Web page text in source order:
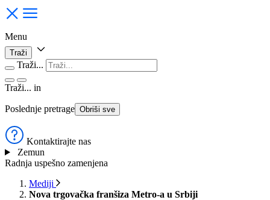
Menu
Traži
Traži...
Traži... in
Poslednje pretrage Obriši sve
Kontaktirajte nas
Zemun
Radnja uspešno zamenjena
Mediji
Nova trgovačka franšiza Metro-a u Srbiji